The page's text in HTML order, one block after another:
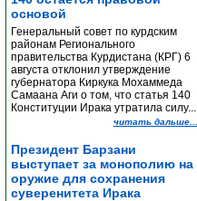
основой
Генеральный совет по курдским
районам Регионального
правительства Курдистана (КРГ) 6
августа отклонил утверждение
губернатора Киркука Мохаммеда
Самаана Аги о том, что статья 140
Конституции Ирака утратила силу...
читать дальше...
Президент Барзани
выступает за монополию на
оружие для сохранения
суверенитета Ирака